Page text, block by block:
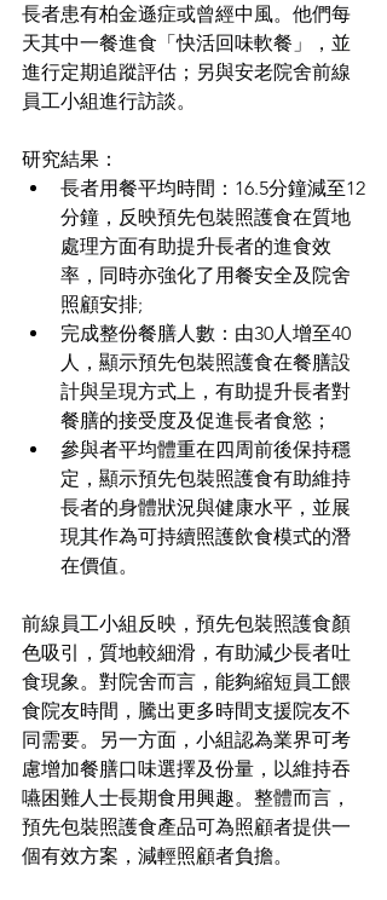
長者患有柏金遜症或曾經中風。他們每
天其中一餐進食「快活回味軟餐」，並
進行定期追蹤評估；另與安老院舍前線
員工小組進行訪談。
研究結果：
長者用餐平均時間：16.5分鐘減至12
分鐘，反映預先包裝照護食在質地
處理方面有助提升長者的進食效
率，同時亦強化了用餐安全及院舍
照顧安排;
完成整份餐膳人數：由30人增至40
人，顯示預先包裝照護食在餐膳設
計與呈現方式上，有助提升長者對
餐膳的接受度及促進長者食慾；
參與者平均體重在四周前後保持穩
定，顯示預先包裝照護食有助維持
長者的身體狀況與健康水平，並展
現其作為可持續照護飲食模式的潛
在價值。
前線員工小組反映，預先包裝照護食顏
色吸引，質地較細滑，有助減少長者吐
食現象。對院舍而言，能夠縮短員工餵
食院友時間，騰出更多時間支援院友不
同需要。另一方面，小組認為業界可考
慮增加餐膳口味選擇及份量，以維持吞
嚥困難人士長期食用興趣。整體而言，
預先包裝照護食產品可為照顧者提供一
個有效方案，減輕照顧者負擔。